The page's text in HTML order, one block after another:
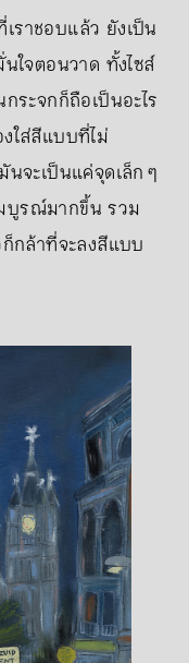
ราชอบแล้ว ยังเป็น
ใจตอนวาด ทั้งไซส์
ระจกก็ถือเป็นอะไร
ใส่สีแบบที่ไม่
จะเป็นแค่จุดเล็ก ๆ
บูรณ์มากขึ้น รวม
ก็กล้าที่จะลงสีแบบ